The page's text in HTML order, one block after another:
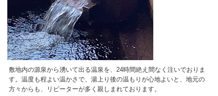
敷地内の源泉から湧いて出る温泉を、24時間絶え間なく注いでおりま
す。温度も程よい温かさで、湯上り後の温もりが心地よいと、地元の
方々からも、リピーターが多く親しまれております。